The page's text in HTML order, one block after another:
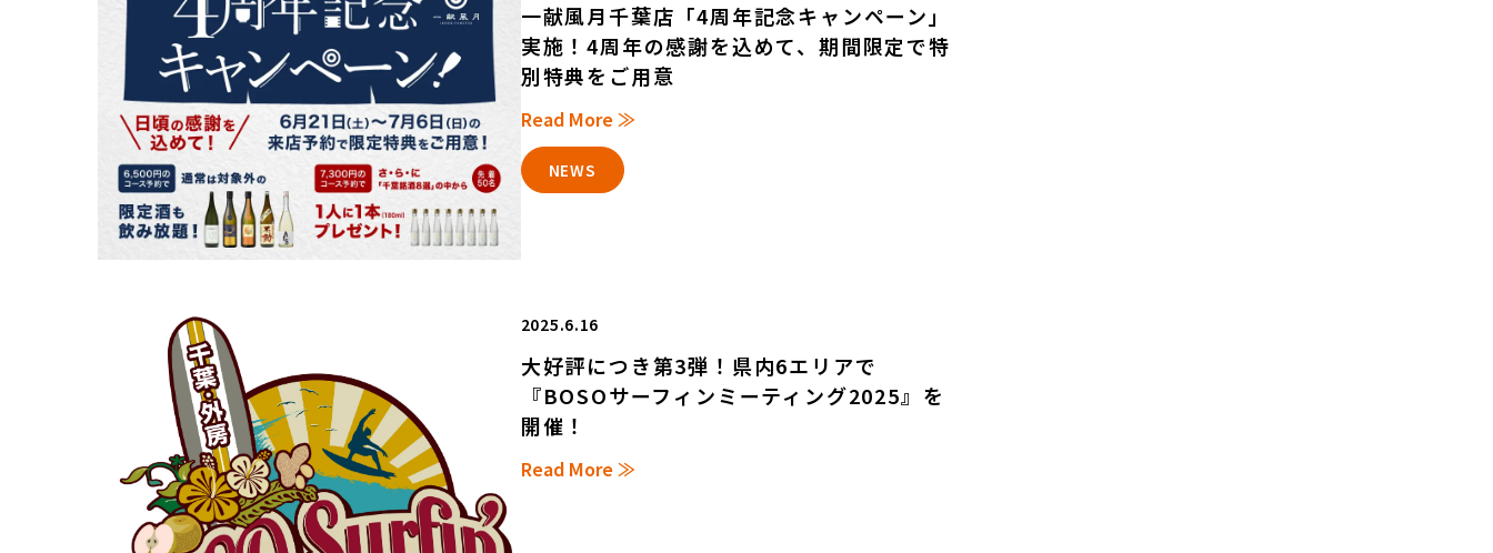
一献風月千葉店「4周年記念キャンペーン」
実施！4周年の感謝を込めて、期間限定で特
別特典をご用意
Read More ≫
NEWS
2025.6.16
大好評につき第3弾！県内6エリアで
『BOSOサーフィンミーティング2025』を
開催！
Read More ≫